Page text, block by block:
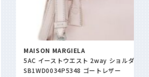
スト 2way ショルダーバッグ
ゴートレザー